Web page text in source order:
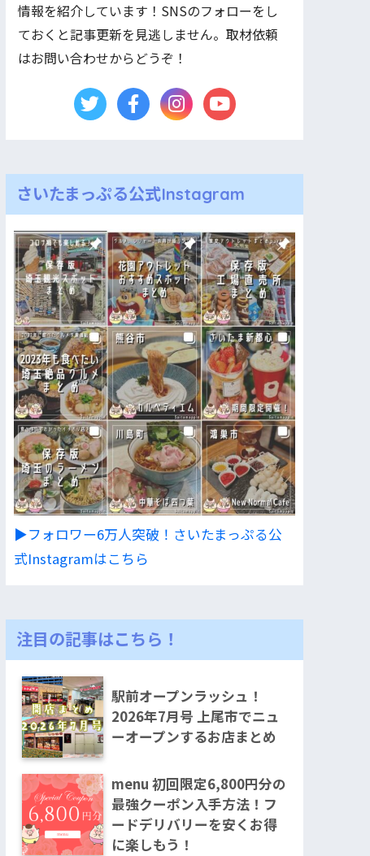
情報を紹介しています！SNSのフォローをし
ておくと記事更新を見逃しません。取材依頼
はお問い合わせからどうぞ！
さいたまっぷる公式Instagram
▶︎フォロワー6万人突破！さいたまっぷる公
式Instagramはこちら
注目の記事はこちら！
駅前オープンラッシュ！
2026年7月号 上尾市でニュ
ーオープンするお店まとめ
menu 初回限定6,800円分の
最強クーポン入手方法！フ
ードデリバリーを安くお得
に楽しもう！